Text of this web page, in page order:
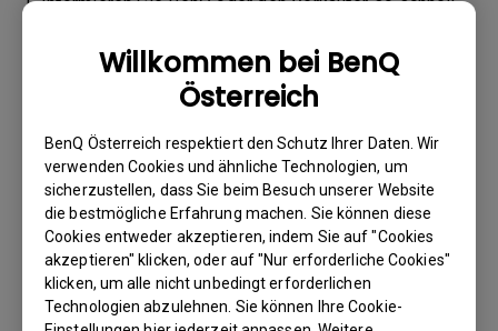
Willkommen bei BenQ
Österreich
BenQ Österreich respektiert den Schutz Ihrer Daten. Wir
verwenden Cookies und ähnliche Technologien, um
sicherzustellen, dass Sie beim Besuch unserer Website
die bestmögliche Erfahrung machen. Sie können diese
Cookies entweder akzeptieren, indem Sie auf "Cookies
akzeptieren" klicken, oder auf "Nur erforderliche Cookies"
klicken, um alle nicht unbedingt erforderlichen
Technologien abzulehnen. Sie können Ihre Cookie-
2. Fotografieren Sie Folgendes:
a. Verpackungsmaterial (innen und außen)
b. den physischen Schaden
3. Halten Sie die Rechnung und den Lieferschein bereit.
4. Verwenden Sie das Produkt nicht, da eventuell seine
Betriebsstunden überprüft werden.
Garantieeinschränkung